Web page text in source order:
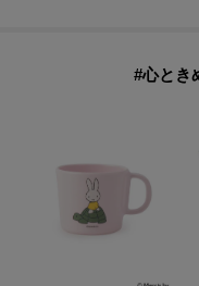
#心とき